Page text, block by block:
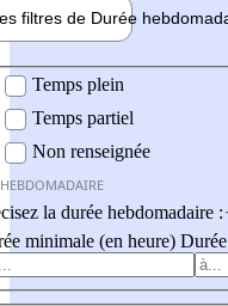
filtres de Durée hebdo
Temps plein
Temps partiel
Non renseignée
la durée hebdomadaire :
minimale (en heure)